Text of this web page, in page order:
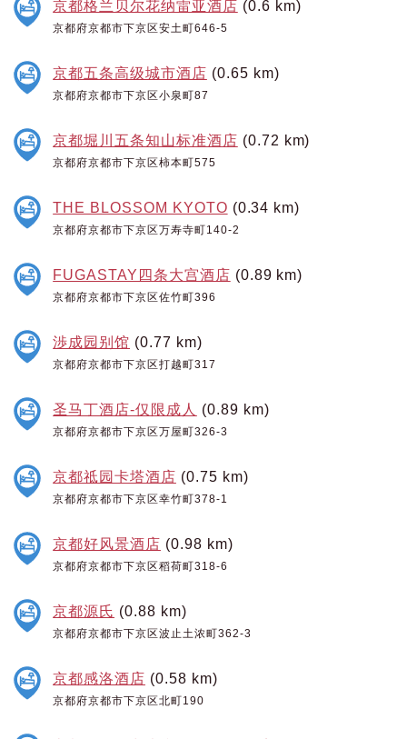
京都格兰贝尔花纳雷亚酒店 (0.6 km)
京都府京都市下京区安土町646-5
京都五条高级城市酒店 (0.65 km)
京都府京都市下京区小泉町87
京都堀川五条知山标准酒店 (0.72 km)
京都府京都市下京区柿本町575
THE BLOSSOM KYOTO (0.34 km)
京都府京都市下京区万寿寺町140-2
FUGASTAY四条大宫酒店 (0.89 km)
京都府京都市下京区佐竹町396
渉成园别馆 (0.77 km)
京都府京都市下京区打越町317
圣马丁酒店-仅限成人 (0.89 km)
京都府京都市下京区万屋町326-3
京都祗园卡塔酒店 (0.75 km)
京都府京都市下京区幸竹町378-1
京都好风景酒店 (0.98 km)
京都府京都市下京区稻荷町318-6
京都源氏 (0.88 km)
京都府京都市下京区波止土浓町362-3
京都感洛酒店 (0.58 km)
京都府京都市下京区北町190